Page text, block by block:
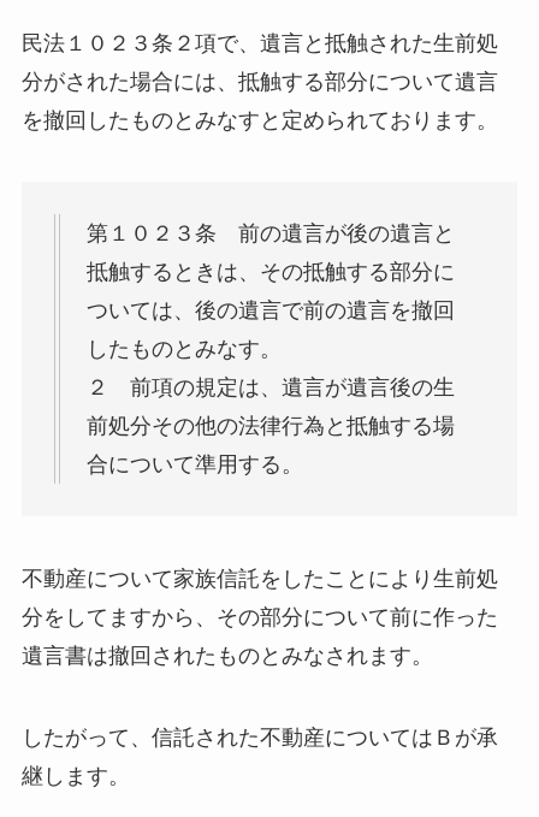
民法１０２３条２項で、遺言と抵触された生前処
分がされた場合には、抵触する部分について遺言
を撤回したものとみなすと定められております。
第１０２３条 前の遺言が後の遺言と
抵触するときは、その抵触する部分に
ついては、後の遺言で前の遺言を撤回
したものとみなす。
２ 前項の規定は、遺言が遺言後の生
前処分その他の法律行為と抵触する場
合について準用する。
不動産について家族信託をしたことにより生前処
分をしてますから、その部分について前に作った
遺言書は撤回されたものとみなされます。
したがって、信託された不動産についてはＢが承
継します。